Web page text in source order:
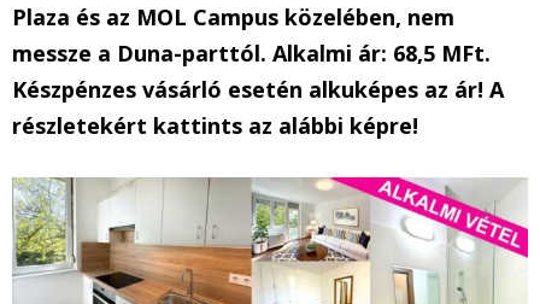
Plaza és az MOL Campus közelében, nem
messze a Duna-parttól. Alkalmi ár: 68,5 MFt.
Készpénzes vásárló esetén alkuképes az ár! A
részletekért kattints az alábbi képre!